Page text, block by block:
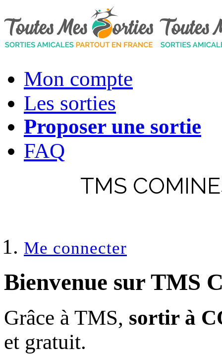
Mon compte
Les sorties
Proposer une sortie
FAQ
TMS
Me connecter
Bienvenue sur TMS
Grâce à TMS, sortir à
et gratuit.